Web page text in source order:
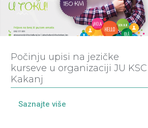
Počinju upisi na jezičke
kurseve u organizaciji JU KSC
Kakanj
Saznajte više